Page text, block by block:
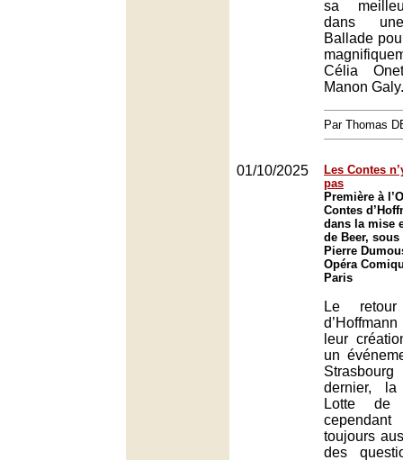
sa
dans
Ballade
Célia
Manon Galy.
Par Thomas
01/10/2025
Les Contes
pas
Première à
Contes
dans la mise
de Beer,
Pierre
Opéra
Paris
Le
leur
un
dernier,
Lotte de
toujours
des